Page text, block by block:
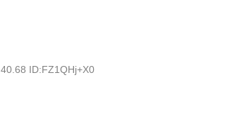
ID:FZ1QHj+X0